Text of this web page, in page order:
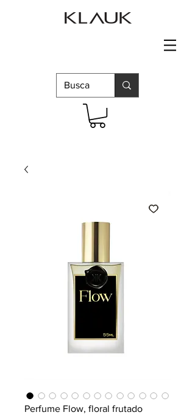
Perfume Flow, floral frutado